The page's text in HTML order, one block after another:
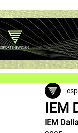
IEM
IEM